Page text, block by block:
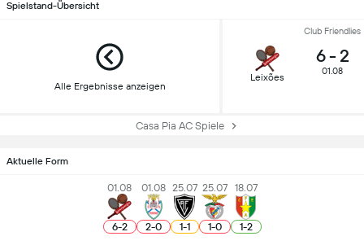
Spielstand-Übersicht
Alle Ergebnisse anzeigen
Club Friendlies
Leixões
6- 2
01.08
Casa Pia AC Spiele
Aktuelle Form
01.08
6-2
01.08
2-0
25.07
1-1
25.07
1-0
18.07
1-2